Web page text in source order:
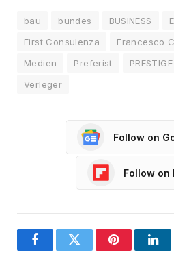
bau bundes BUSINESS
First Consulenza
Francesco
Medien
Preferist PRESTIGE
Verleger
Follow on
Follow on
FacebookTwitter Pinterest